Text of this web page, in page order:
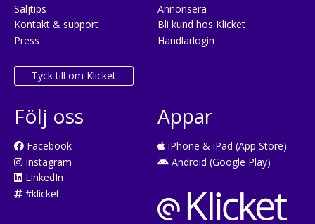
Säljtips
Kontakt & support
Press
Tyck till om Klicket
Annonsera
Bli kund hos Klicket
Handlarlogin
Följ oss
Facebook
Instagram
LinkedIn
#klicket
Appar
iPhone & iPad (App Store)
Android (Google Play)